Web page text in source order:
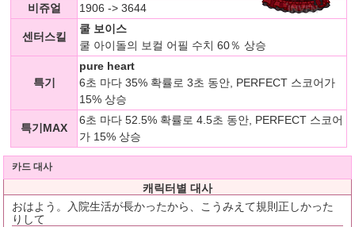
비쥬얼
1906 -> 3644
센터스킬
쿨 보이스
쿨 아이돌의 보컬 어필 수치 60％ 상승
특기
pure heart
6초 마다 35% 확률로 3초 동안, PERFECT 스코어가
15% 상승
특기MAX
6초 마다 52.5% 확률로 4.5초 동안, PERFECT 스코어
가 15% 상승
카드 대사
캐릭터별 대사
おはよう。入院生活が長かったから、こうみえて規則正しかった
りして